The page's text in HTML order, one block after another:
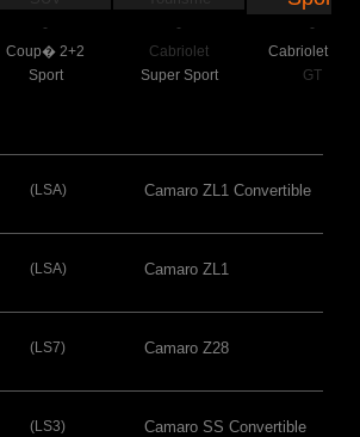
- -
-
Coup� 2+2 Cabriolet
Cabriolet 2+2
Sport Super Sport GT
(LSA) Camaro ZL1 Convertible
(LSA) Camaro ZL1
(LS7) Camaro Z28
(LS3) Camaro SS Convertible